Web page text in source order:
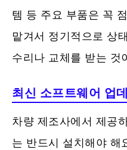
템 등 주요 부품은 꼭
맡겨서 정기적으로 상
수리나 교체를 받는 것
최신 소프트웨어 업
차량 제조사에서 제공
는 반드시 설치해야 해